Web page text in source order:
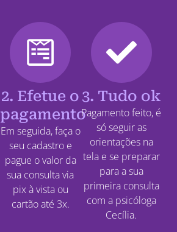
2. Efetue o
pagamento
Em seguida, faça o
seu cadastro e
pague o valor da
sua consulta via
pix à vista ou
cartão até 3x.
3. Tudo ok
Pagamento feito, é
só seguir as
orientações na
tela e se preparar
para a sua
primeira consulta
com a psicóloga
Cecília.